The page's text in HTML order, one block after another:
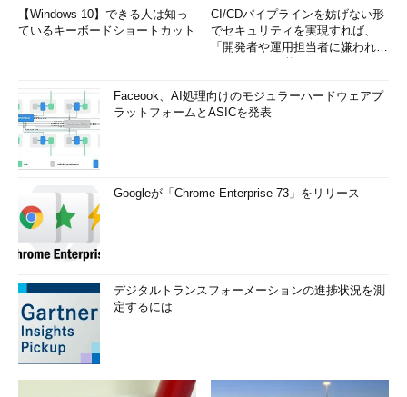
【Windows 10】できる人は知っ
ているキーボードショートカット
CI/CDパイプラインを妨げない形
でセキュリティを実現すれば、
「開発者や運用担当者に嫌われな
Faceook、AI処理向けのモジュラーハードウェアプ
ラットフォームとASICを発表
Googleが「Chrome Enterprise 73」をリリース
デジタルトランスフォーメーションの進捗状況を測
定するには